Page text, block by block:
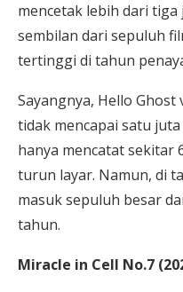
mencetak lebih dari
sembilan dari sepuluh
tertinggi di tahun
Sayangnya, Hello
tidak mencapai satu
hanya mencatat sekitar
turun layar. Namun, di
masuk sepuluh besar
tahun.
Miracle in Cell No.7